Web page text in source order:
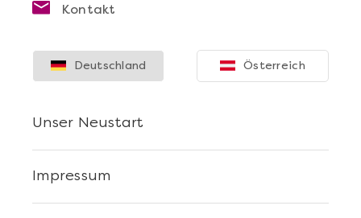
Mehr anzeigen
Sushi Selber Machen - DIY-Set
Kontakt
Impressum
Unser Neustart
Deutschland Österreich